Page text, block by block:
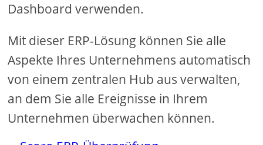
Dashboard verwenden.
Mit dieser ERP-Lösung können Sie alle
Aspekte Ihres Unternehmens automatisch
von einem zentralen Hub aus verwalten,
an dem Sie alle Ereignisse in Ihrem
Unternehmen überwachen können.